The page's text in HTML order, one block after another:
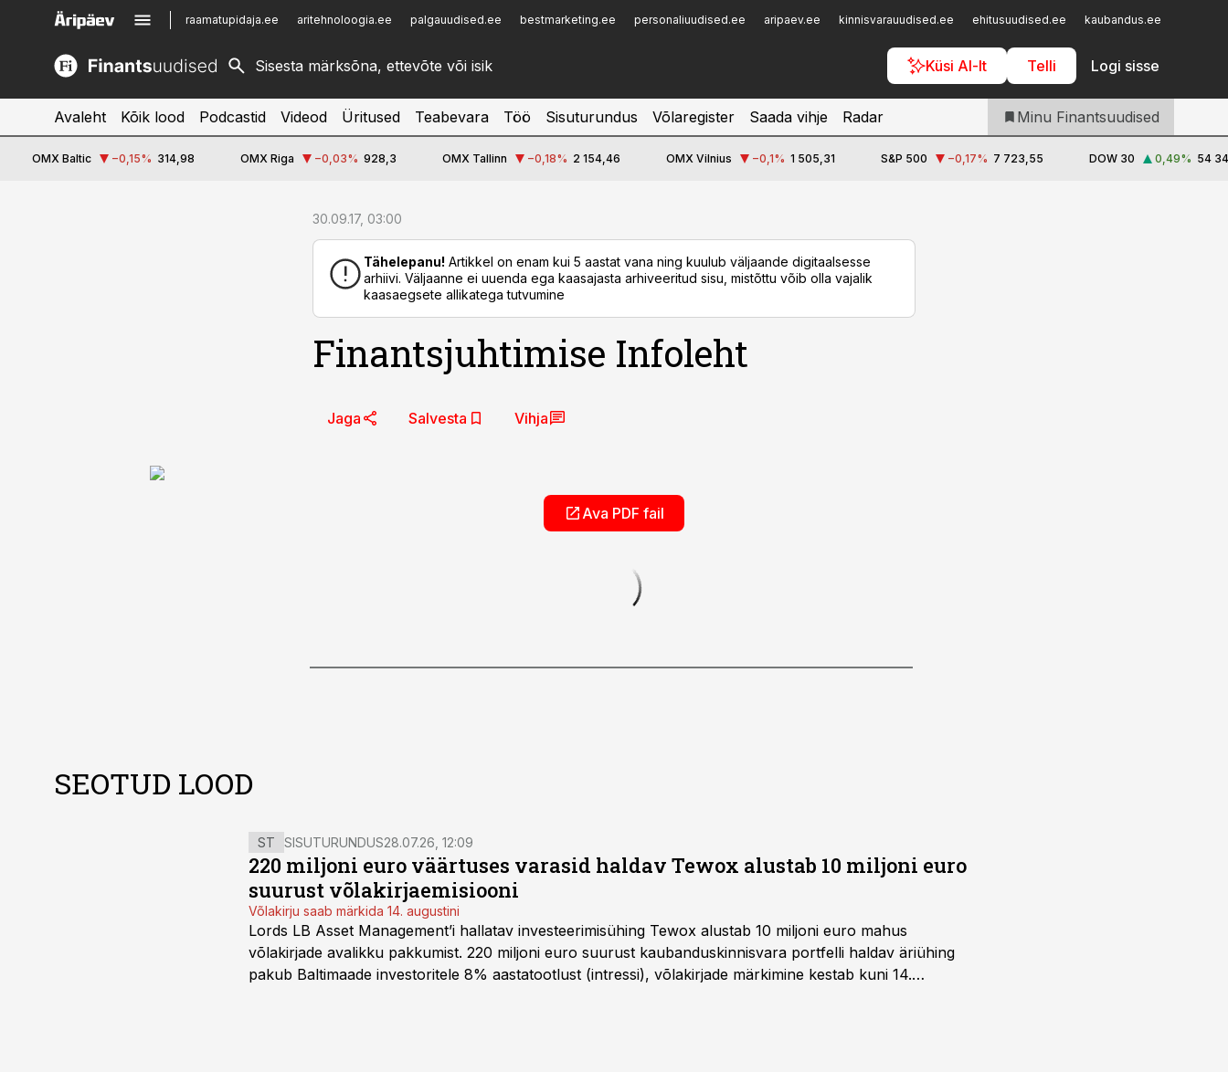
raamatupidaja.ee aritehnoloogia.ee palgauudised.ee bestmarketing.ee personaliuudised.ee aripaev.ee kinnisvarauudised.ee ehitusuudised.ee kaubandus.ee
Küsi AI-lt Telli Logi sisse
kinnisvarauudised.ee
logistikauudised.ee
imelineajalugu.ee
Infopank
Iseteenindus
Telli Finantsuudised
Avaleht Kõik lood Podcastid Videod Üritused Teabevara Töö Sisuturundus Võlaregister Saada vihje Radar Minu Finantsuudised
OMX Baltic −0,15% 314,98 OMX Riga −0,03% 928,3 OMX Tallinn −0,18% 2 154,46 OMX Vilnius −0,1% 1 505,31 S&P 500 −0,17% 7 723,55 DOW 30 0,49% 54
30.09.17, 03:00
Tähelepanu! Artikkel on enam kui 5 aastat vana ning kuulub väljaande digitaalsesse
arhiivi. Väljaanne ei uuenda ega kaasajasta arhiveeritud sisu, mistõttu võib olla vajalik
kaasaegsete allikatega tutvumine
Finantsjuhtimise Infoleht
Jaga Salvesta Vihja
Ava PDF fail
SEOTUD LOOD
ST SISUTURUNDUS28.07.26, 12:09
220 miljoni euro väärtuses varasid haldav Tewox alustab 10 miljoni euro
suurust võlakirjaemisiooni
Võlakirju saab märkida 14. augustini
Lords LB Asset Management’i hallatav investeerimisühing Tewox alustab 10 miljoni euro mahus
võlakirjade avalikku pakkumist. 220 miljoni euro suurust kaubanduskinnisvara portfelli haldav äriühing
pakub Baltimaade investoritele 8% aastatootlust (intressi), võlakirjade märkimine kestab kuni 14.